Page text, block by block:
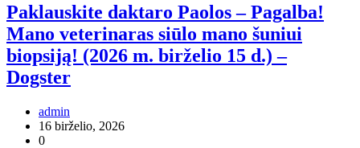
Paklauskite daktaro Paolos – Pagalba!
Mano veterinaras siūlo mano šuniui
biopsiją! (2026 m. birželio 15 d.) –
Dogster
admin
16 birželio, 2026
0